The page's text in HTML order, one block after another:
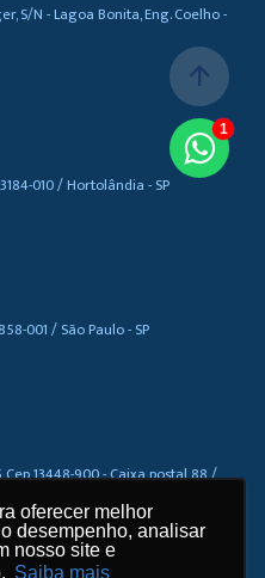
oferecer melhor
desempenho, analisar
nosso site e
Saiba mais
oferecer melhor
desempenho, analisar
nosso site e
Saiba mais
S/N - Lagoa Bonita, Eng. Coelho -
010 / Hortolândia - SP
001 / São Paulo - SP
13448-900 - Caixa postal 88 /
arrow_upward
1